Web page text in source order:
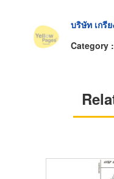
บริษัท เกรี
Category :